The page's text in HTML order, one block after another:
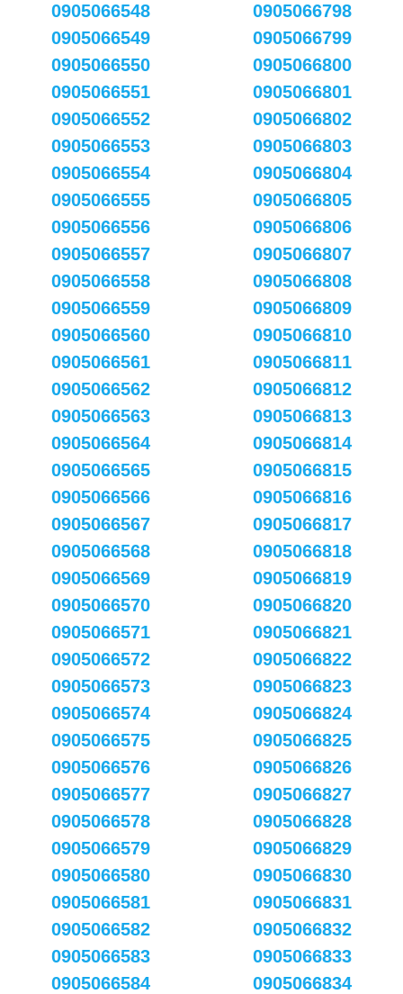
0905066548
0905066549
0905066550
0905066551
0905066552
0905066553
0905066554
0905066555
0905066556
0905066557
0905066558
0905066559
0905066560
0905066561
0905066562
0905066563
0905066564
0905066565
0905066566
0905066567
0905066568
0905066569
0905066570
0905066571
0905066572
0905066573
0905066574
0905066575
0905066576
0905066577
0905066578
0905066579
0905066580
0905066581
0905066582
0905066583
0905066584
0905066798
0905066799
0905066800
0905066801
0905066802
0905066803
0905066804
0905066805
0905066806
0905066807
0905066808
0905066809
0905066810
0905066811
0905066812
0905066813
0905066814
0905066815
0905066816
0905066817
0905066818
0905066819
0905066820
0905066821
0905066822
0905066823
0905066824
0905066825
0905066826
0905066827
0905066828
0905066829
0905066830
0905066831
0905066832
0905066833
0905066834